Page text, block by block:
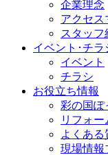
企業理念
アクセス
スタッフ
イベント･チラ
イベント
チラシ
お役立ち情報
彩の国ぽ
リフォ
よくある
現場情報